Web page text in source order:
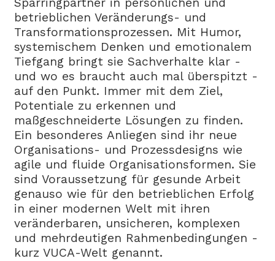
Sparringpartner in persönlichen und
betrieblichen Veränderungs- und
Transformationsprozessen. Mit Humor,
systemischem Denken und emotionalem
Tiefgang bringt sie Sachverhalte klar -
und wo es braucht auch mal überspitzt -
auf den Punkt. Immer mit dem Ziel,
Potentiale zu erkennen und
maßgeschneiderte Lösungen zu finden.
Ein besonderes Anliegen sind ihr neue
Organisations- und Prozessdesigns wie
agile und fluide Organisationsformen. Sie
sind Voraussetzung für gesunde Arbeit
genauso wie für den betrieblichen Erfolg
in einer modernen Welt mit ihren
veränderbaren, unsicheren, komplexen
und mehrdeutigen Rahmenbedingungen -
kurz VUCA-Welt genannt.